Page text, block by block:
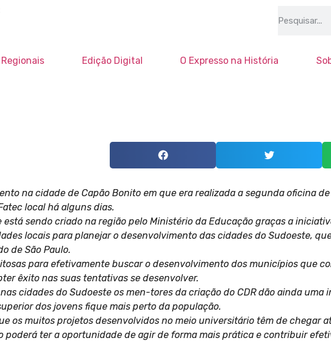
Regionais Edição Digital O Expresso na História
na cidade de Capão Bonito em que era realizada a segunda oficina
local há alguns dias.
sendo criado na região pelo Ministério da Educação graças a
locais para planejar o desenvolvimento das cidades do Sudoeste,
de São Paulo.
para efetivamente buscar o desenvolvimento dos municípios que
êxito nas suas tentativas se desenvolver.
cidades do Sudoeste os men-tores da criação do CDR dão ainda
dos jovens fique mais perto da população.
os muitos projetos desenvolvidos no meio universitário têm de chegar
poderá ter a oportunidade de agir de forma mais prática e contribuir